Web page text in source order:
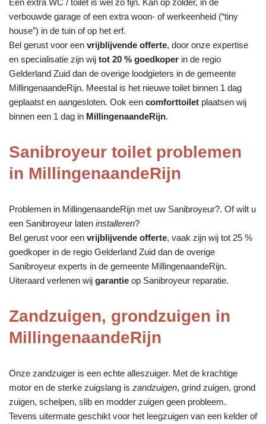
verbouwde garage of een extra woon- of werkeenheid (“tiny
house”) in de tuin of op het erf.
Bel gerust voor een vrijblijvende offerte, door onze expertise
en specialisatie zijn wij tot 20 % goedkoper in de regio
Gelderland Zuid dan de overige loodgieters in de gemeente
MillingenaandeRijn. Meestal is het nieuwe toilet binnen 1 dag
geplaatst en aangesloten. Ook een comforttoilet plaatsen wij
binnen een 1 dag in MillingenaandeRijn.
Sanibroyeur toilet problemen
in MillingenaandeRijn
Problemen in MillingenaandeRijn met uw Sanibroyeur?. Of wilt u
een Sanibroyeur laten installeren?
Bel gerust voor een vrijblijvende offerte, vaak zijn wij tot 25 %
goedkoper in de regio Gelderland Zuid dan de overige
Sanibroyeur experts in de gemeente MillingenaandeRijn.
Uiteraard verlenen wij garantie op Sanibroyeur reparatie.
Zandzuigen, grondzuigen in
MillingenaandeRijn
Onze zandzuiger is een echte alleszuiger. Met de krachtige
motor en de sterke zuigslang is zandzuigen, grind zuigen, grond
zuigen, schelpen, slib en modder zuigen geen probleem.
Tevens uitermate geschikt voor het leegzuigen van een kelder of